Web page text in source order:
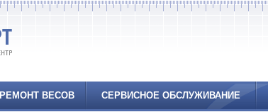
РЕМОНТ ВЕСОВ СЕРВИСНОЕ ОБСЛУЖИВАНИЕ